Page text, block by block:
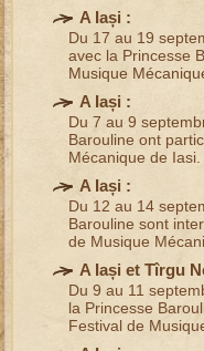
A Iași :
Du 17 au 19
avec la Princesse
Musique
A Iași :
Du 7 au 9
Barouline ont
Mécanique de Iasi.
A Iași :
Du 12 au 14
Barouline sont
de Musique
A Iași etTîrgu
Du 9 au 11
la Princesse
Festival de